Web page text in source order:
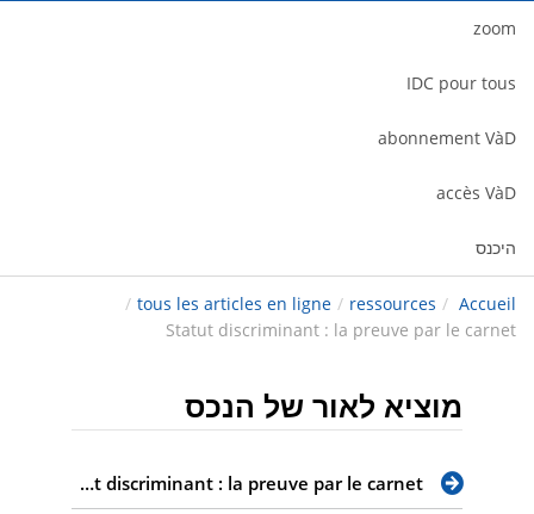
zoom
IDC pour tous
abonnement VàD
accès VàD
היכנס
Accueil
/
ressources
/
tous les articles en ligne
/
Statut discriminant : la preuve par le carnet
מוציא לאור של הנכס
Statut discriminant : la preuve par le carnet